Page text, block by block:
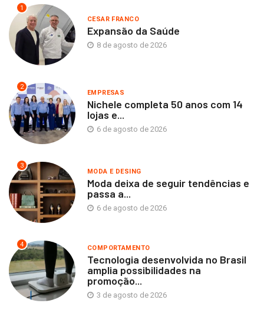
1
CESAR FRANCO
Expansão da Saúde
8 de agosto de 2026
2
EMPRESAS
Nichele completa 50 anos com 14
lojas e...
6 de agosto de 2026
3
MODA E DESING
Moda deixa de seguir tendências e
passa a...
6 de agosto de 2026
4 COMPORTAMENTO
Tecnologia desenvolvida no Brasil
amplia possibilidades na
promoção...
3 de agosto de 2026